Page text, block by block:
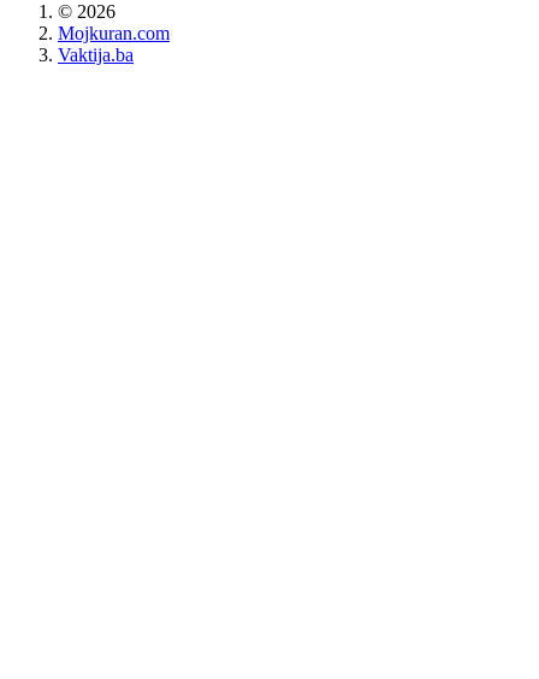
© 2026
Mojkuran.com
Vaktija.ba